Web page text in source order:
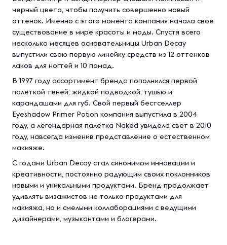
черный цвета, чтобы получить совершенно новый
оттенок. Именно с этого момента компания начала свое
существование в мире красоты и моды. Спустя всего
несколько месяцев основательницы Urban Decay
выпустили свою первую линейку средств из 12 оттенков
лаков для ногтей и 10 помад.
В 1997 году ассортимент бренда пополнился первой
палеткой теней, жидкой подводкой, тушью и
карандашами для губ. Свой первый бестселлер
Eyeshadow Primer Potion компания выпустила в 2004
году, а легендарная палетка Naked увидела свет в 2010
году, навсегда изменив представление о естественном
макияже.
С годами Urban Decay стал синонимом инновации и
креативности, постоянно радующим своих поклонников
новыми и уникальными продуктами. Бренд продолжает
удивлять визажистов не только продуктами для
макияжа, но и смелыми коллаборациями с ведущими
дизайнерами, музыкантами и блогерами.